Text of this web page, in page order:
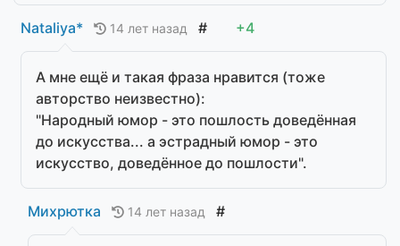
Nataliya* 14 лет назад # +4
А мне ещё и такая фраза нравится (тоже
авторство неизвестно):
"Народный юмор - это пошлость доведённая
до искусства... а эстрадный юмор - это
искусство, доведённое до пошлости".
Михрютка 14 лет назад #